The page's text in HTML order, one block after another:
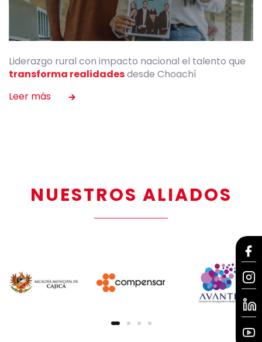
Liderazgo rural con impacto nacional el talento que
transforma realidadesdesde Choachí
NUESTROS ALIADOS